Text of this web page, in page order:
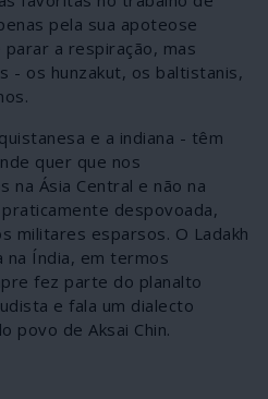
pela sua apoteose
a respiração, mas
- os hunzakut, os baltistanis,
e a indiana - têm
quer que nos
na Ásia Central e não na
praticamente despovoada,
militares esparsos. O Ladakh
na Índia, em termos
fez parte do planalto
e fala um dialecto
povo de Aksai Chin.